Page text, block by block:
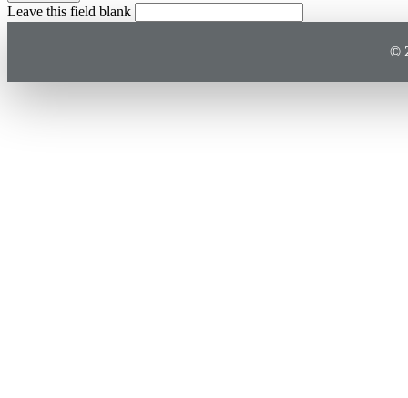
Leave this field blank
©